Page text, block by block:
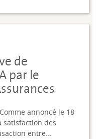
de
par le
annoncé le 18
satisfaction des
entre...